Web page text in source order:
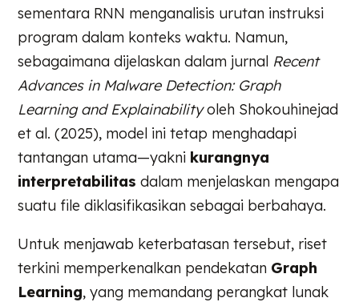
sementara RNN menganalisis urutan instruksi
program dalam konteks waktu. Namun,
sebagaimana dijelaskan dalam jurnal Recent
Advances in Malware Detection: Graph
Learning and Explainabilityoleh Shokouhinejad
et al. (2025), model ini tetap menghadapi
tantangan utama—yakni kurangnya
interpretabilitas dalam menjelaskan mengapa
suatu file diklasifikasikan sebagai berbahaya.
Untuk menjawab keterbatasan tersebut, riset
terkini memperkenalkan pendekatan Graph
Learning, yang memandang perangkat lunak